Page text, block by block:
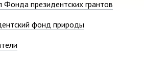
Фонда президентских грантов
фонд природы